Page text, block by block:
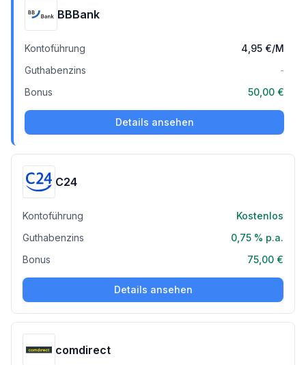
BBBank
Kontoführung 4,95 €/M
Guthabenzins
-
Bonus
50,00 €
Details ansehen
C24
Kontoführung
Kostenlos
Guthabenzins
0,75 % p.a.
Bonus
75,00 €
Details ansehen
comdirect